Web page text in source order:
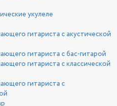
укулеле
гитариста с акустической
гитариста с бас-гитарой
гитариста с классической
гитариста с